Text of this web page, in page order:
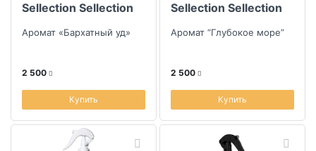
Sellection Sellection
Oud velvet, 200мл
Аромат «Бархатный уд»
2 500
Купить
Sellection Sellection
Deep blue, 200мл
Аромат “Глубокое море”
2 500
Купить